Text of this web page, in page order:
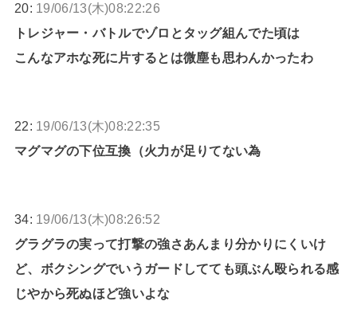
20: 19/06/13(木)08:22:26
トレジャー・バトルでゾロとタッグ組んでた頃は
こんなアホな死に片するとは微塵も思わんかったわ
22: 19/06/13(木)08:22:35
マグマグの下位互換（火力が足りてない為
34: 19/06/13(木)08:26:52
グラグラの実って打撃の強さあんまり分かりにくいけ
ど、ボクシングでいうガードしてても頭ぶん殴られる感
じやから死ぬほど強いよな